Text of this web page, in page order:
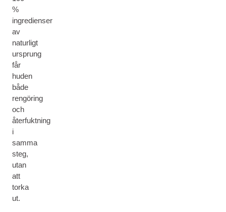
%
ingredienser
av
naturligt
ursprung
får
huden
både
rengöring
och
återfuktning
i
samma
steg,
utan
att
torka
ut.